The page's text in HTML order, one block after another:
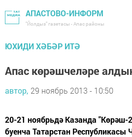
АПАСТОВО-ИНФОРМ
"Йолдыз" газетасы - Апас районы
ЮХИДИ ХӘБӘР ИТӘ
Апас көрәшчеләре
автор, 29 ноябрь 2013 - 10:50
20-21 ноябрьдә Казанда
буенча Татарстан